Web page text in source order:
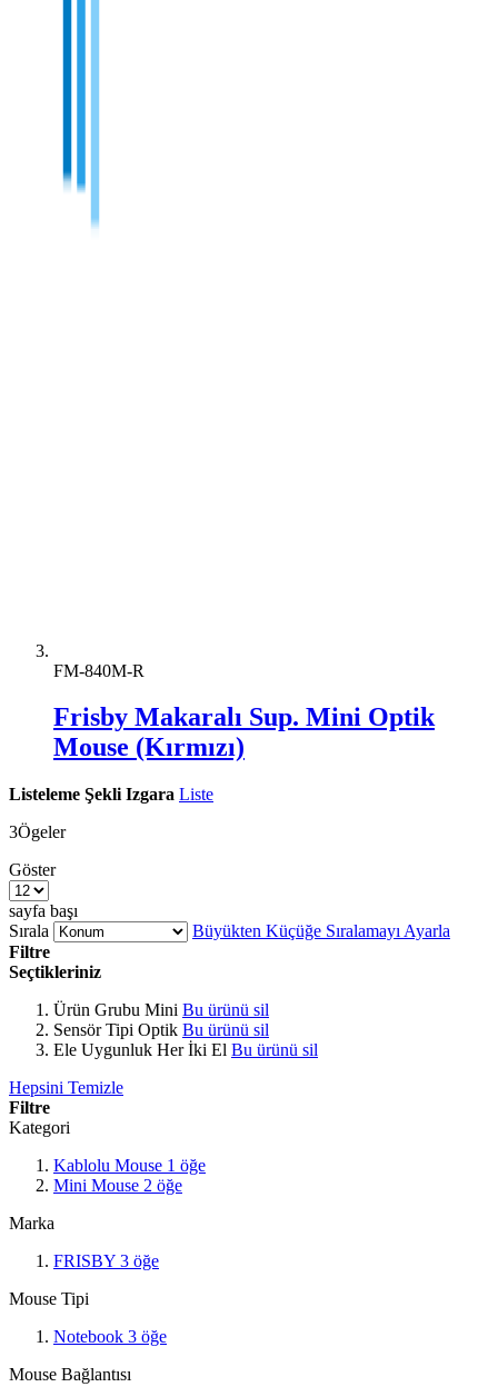
FM-840M-R
Frisby Makaralı Sup. Mini Optik
Mouse (Kırmızı)
Listeleme Şekli Izgara Liste
3Ögeler
Göster
sayfa başı
Sırala
Büyükten Küçüğe Sıralamayı Ayarla
Filtre
Seçtikleriniz
Ürün Grubu Mini Bu ürünü sil
Sensör Tipi Optik Bu ürünü sil
Ele Uygunluk Her İki El Bu ürünü sil
Hepsini Temizle
Filtre
Kategori
Kablolu Mouse 1 öğe
Mini Mouse 2 öğe
Marka
FRISBY 3 öğe
Mouse Tipi
Notebook 3 öğe
Mouse Bağlantısı